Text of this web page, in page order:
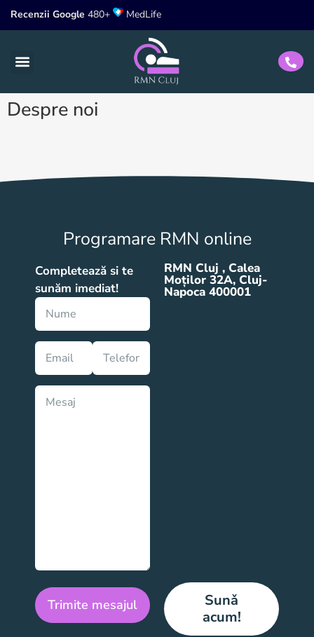
Recenzii Google 480+ MedLife
Despre noi
Programare RMN online
Completează si te
sunăm imediat!
Please
leave
this
field
RMN Cluj , Calea
Moților 32A, Cluj-
Napoca 400001
Sunǎ
acum!